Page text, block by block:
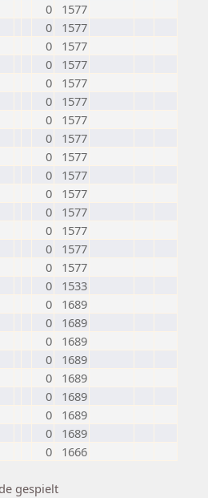
0
1577
0
1577
0
1577
0
1577
0
1577
0
1577
0
1577
0
1577
0
1577
0
1577
0
1577
0
1577
0
1577
0
1577
0
1577
0
1533
0
1689
0
1689
0
1689
0
1689
0
1689
0
1689
0
1689
0
1689
0
1666
gespielt